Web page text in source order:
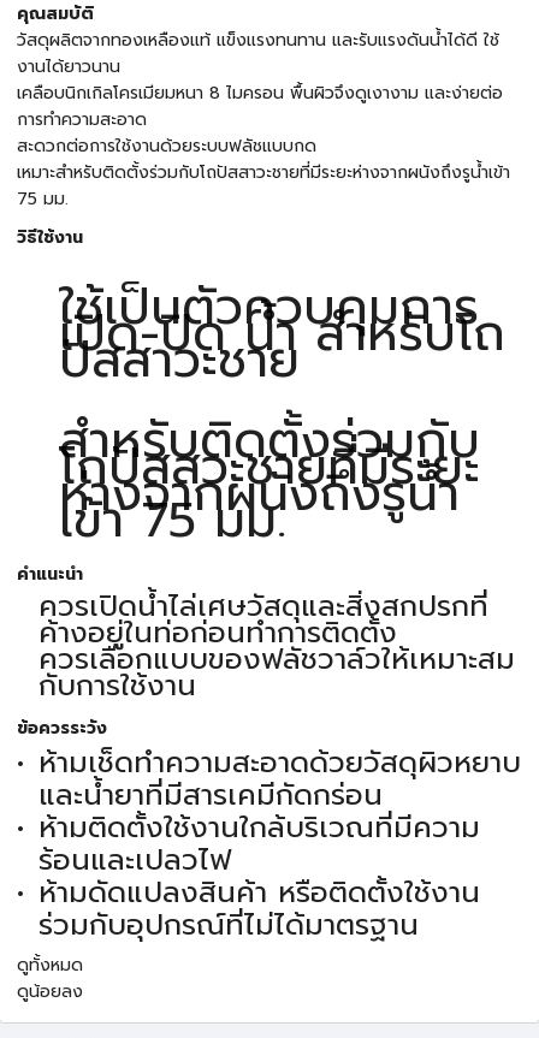
คุณสมบัติ
วัสดุผลิตจากทองเหลืองแท้ แข็งแรงทนทาน และรับแรงดันน้ำได้ดี ใช้
งานได้ยาวนาน
เคลือบนิกเกิลโครเมียมหนา 8 ไมครอน พื้นผิวจึงดูเงางาม และง่ายต่อ
การทำความสะอาด
สะดวกต่อการใช้งานด้วยระบบฟลัชแบบกด
เหมาะสำหรับติดตั้งร่วมกับโถปัสสาวะชายที่มีระยะห่างจากผนังถึงรูน้ำเข้า
75 มม.
วิธีใช้งาน
ใช้เป็นตัวควบคุมการ
เปิด-ปิด น้ำ สำหรับโถ
ปัสสาวะชาย
สำหรับติดตั้งร่วมกับ
โถปัสสวะชายที่มีระยะ
ห่างจากผนังถึงรูน้ำ
เข้า 75 มม.
คำแนะนำ
ควรเปิดน้ำไล่เศษวัสดุและสิ่งสกปรกที่
ค้างอยู่ในท่อก่อนทำการติดตั้ง
ควรเลือกแบบของฟลัชวาล์วให้เหมาะสม
กับการใช้งาน
ข้อควรระวัง
ห้ามเช็ดทำความสะอาดด้วยวัสดุผิวหยาบ
และน้ำยาที่มีสารเคมีกัดกร่อน
ห้ามติดตั้งใช้งานใกล้บริเวณที่มีความ
ร้อนและเปลวไฟ
ห้ามดัดแปลงสินค้า หรือติดตั้งใช้งาน
ร่วมกับอุปกรณ์ที่ไม่ได้มาตรฐาน
ดูทั้งหมด
ดูน้อยลง